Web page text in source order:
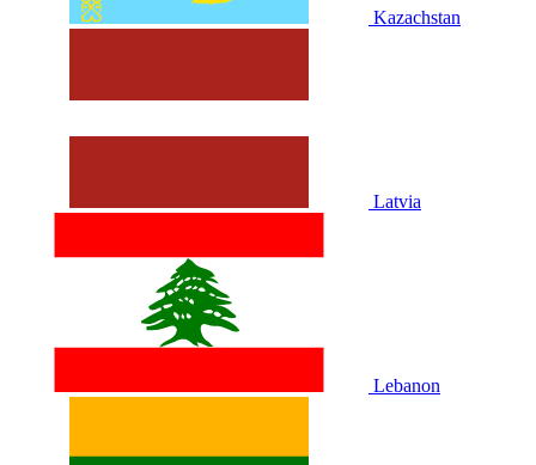
Kazachstan
Latvia
Lebanon